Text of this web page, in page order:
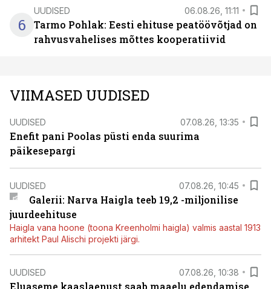
6
UUDISED 06.08.26, 11:11
Tarmo Pohlak: Eesti ehituse peatöövõtjad on
rahvusvahelises mõttes kooperatiivid
VIIMASED UUDISED
UUDISED 07.08.26, 13:35
Enefit pani Poolas püsti enda suurima
päikesepargi
UUDISED 07.08.26, 10:45
Galerii: Narva Haigla teeb 19,2 -miljonilise
juurdeehituse
Haigla vana hoone (toona Kreenholmi haigla) valmis aastal 1913
arhitekt Paul Alischi projekti järgi.
UUDISED 07.08.26, 10:38
Eluaseme kaaslaenust saab maaelu edendamise